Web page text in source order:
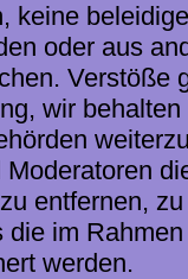
keine
oder aus
Verstöße
wir
entfernen,
im
werden.